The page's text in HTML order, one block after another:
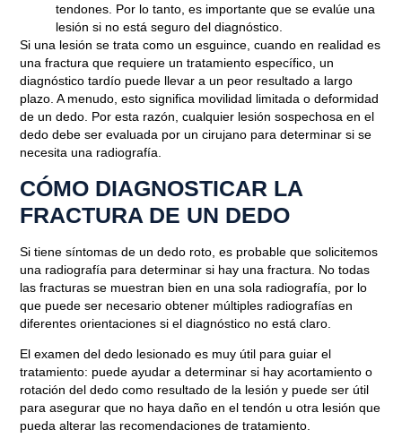
tendones. Por lo tanto, es importante que se evalúe una
lesión si no está seguro del diagnóstico.
Si una lesión se trata como un esguince, cuando en realidad es
una fractura que requiere un tratamiento específico, un
diagnóstico tardío puede llevar a un peor resultado a largo
plazo. A menudo, esto significa movilidad limitada o deformidad
de un dedo. Por esta razón, cualquier lesión sospechosa en el
dedo debe ser evaluada por un cirujano para determinar si se
necesita una radiografía.
CÓMO DIAGNOSTICAR LA
FRACTURA DE UN DEDO
Si tiene síntomas de un dedo roto, es probable que solicitemos
una radiografía para determinar si hay una fractura. No todas
las fracturas se muestran bien en una sola radiografía,
por lo
que puede ser necesario obtener múltiples radiografías en
diferentes orientaciones si el diagnóstico no está claro.
El examen del dedo lesionado es muy útil para guiar el
tratamiento: puede ayudar a determinar si hay acortamiento o
rotación del dedo como resultado de la lesión y puede ser útil
para asegurar que no haya daño en el tendón u otra lesión que
pueda alterar las recomendaciones de tratamiento.